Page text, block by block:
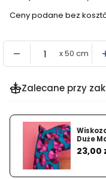
Ceny podane bez
x 50 cm
Zalecane przy
Duże
23,00